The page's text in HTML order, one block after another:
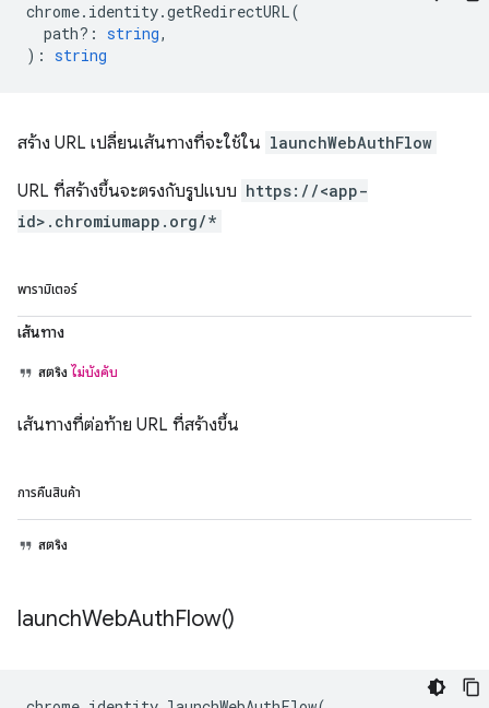
chrome. identity.getRedirectURL(
path? : string,
) : string
สร้าง URL เปลี่ยนเส้นทางที่จะใช้ใน launchWebAuthFlow
URL ที่สร้างขึ้นจะตรงกับรูปแบบ https://<app-
id>.chromiumapp.org/*
พารามิเตอร์
เส้นทาง
สตริง ไม่บังคับ
เส้นทางที่ต่อท้าย URL ที่สร้างขึ้น
การคืนสินค้า
สตริง
launchWebAuthFlow()